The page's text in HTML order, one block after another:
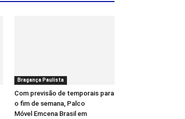
Bragança Paulista
Com previsão de temporais para
o fim de semana, Palco
Móvel Emcena Brasil em